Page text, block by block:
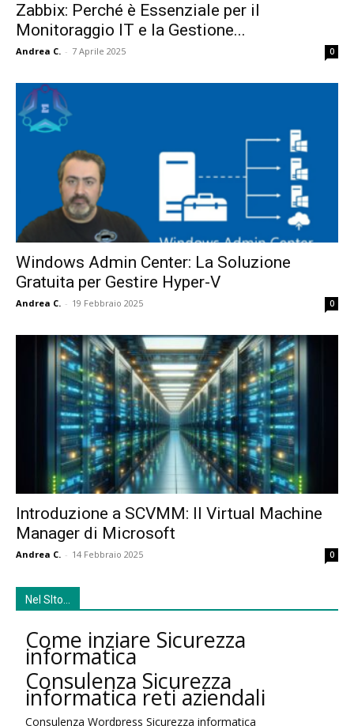
Zabbix: Perché è Essenziale per il
Monitoraggio IT e la Gestione...
Andrea C. - 7 Aprile 2025 0
Windows Admin Center: La Soluzione
Gratuita per Gestire Hyper-V
Andrea C. - 19 Febbraio 2025 0
Introduzione a SCVMM: Il Virtual Machine
Manager di Microsoft
Andrea C. - 14 Febbraio 2025 0
Nel SIto…
Come inziare Sicurezza
informatica
Consulenza Sicurezza
informatica reti aziendali
Consulenza Wordpress Sicurezza informatica